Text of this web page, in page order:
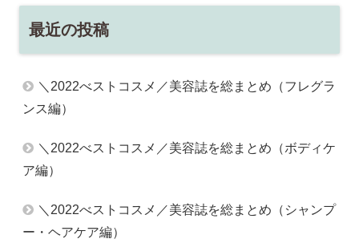
最近の投稿
＼2022べストコスメ／美容誌を総まとめ（フレグラ
ンス編）
＼2022べストコスメ／美容誌を総まとめ（ボディケ
ア編）
＼2022べストコスメ／美容誌を総まとめ（シャンプ
ー・ヘアケア編）